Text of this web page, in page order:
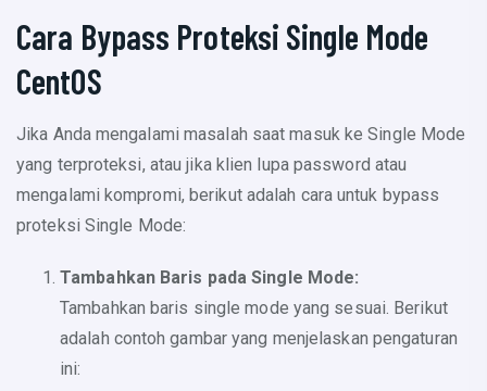
Cara Bypass Proteksi Single Mode
CentOS
Jika Anda mengalami masalah saat masuk ke Single Mode
yang terproteksi, atau jika klien lupa password atau
mengalami kompromi, berikut adalah cara untuk bypass
proteksi Single Mode:
Tambahkan Baris pada Single Mode:
Tambahkan baris single mode yang sesuai. Berikut
adalah contoh gambar yang menjelaskan pengaturan
ini: